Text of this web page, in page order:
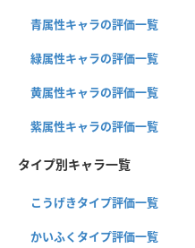
青属性キャラの評価一覧
緑属性キャラの評価一覧
黄属性キャラの評価一覧
紫属性キャラの評価一覧
タイプ別キャラ一覧
こうげきタイプ評価一覧
かいふくタイプ評価一覧